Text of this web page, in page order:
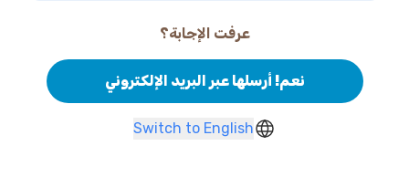
عرفت الإجابة؟
نعم! أرسلها عبر البريد الإلكتروني
Switch to English